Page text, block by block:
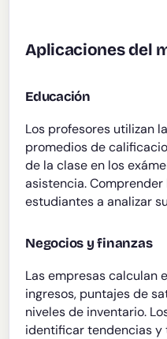
Aplicaciones del
Educación
Los profesores utilizan
promedios de
de la clase en los
asistencia.
estudiantes a analizar
Negocios y finanzas
Las empresas calculan
ingresos, puntajes de
niveles de inventario.
identificar tendencias y